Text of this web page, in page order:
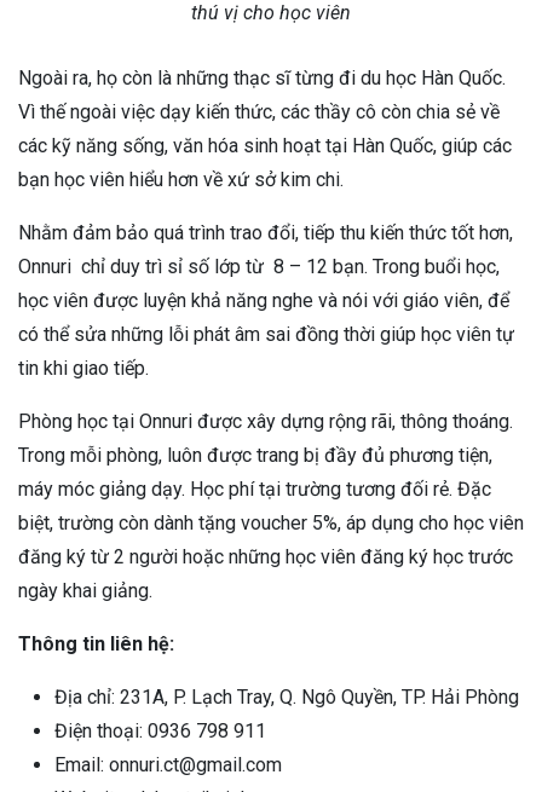
thú vị cho học viên
Ngoài ra, họ còn là những thạc sĩ từng đi du học Hàn Quốc.
Vì thế ngoài việc dạy kiến thức, các thầy cô còn chia sẻ về
các kỹ năng sống, văn hóa sinh hoạt tại Hàn Quốc, giúp các
bạn học viên hiểu hơn về xứ sở kim chi.
Nhằm đảm bảo quá trình trao đổi, tiếp thu kiến thức tốt hơn,
Onnuri chỉ duy trì sỉ số lớp từ 8 – 12 bạn. Trong buổi học,
học viên được luyện khả năng nghe và nói với giáo viên, để
có thể sửa những lỗi phát âm sai đồng thời giúp học viên tự
tin khi giao tiếp.
Phòng học tại Onnuri được xây dựng rộng rãi, thông thoáng.
Trong mỗi phòng, luôn được trang bị đầy đủ phương tiện,
máy móc giảng dạy. Học phí tại trường tương đối rẻ. Đặc
biệt, trường còn dành tặng voucher 5%, áp dụng cho học viên
đăng ký từ 2 người hoặc những học viên đăng ký học trước
ngày khai giảng.
Thông tin liên hệ:
Địa chỉ: 231A, P. Lạch Tray, Q. Ngô Quyền, TP. Hải Phòng
Điện thoại: 0936 798 911
Email: onnuri.ct@gmail.com